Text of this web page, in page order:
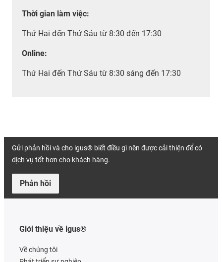
Thời gian làm việc:
Thứ Hai đến Thứ Sáu từ 8:30 đến 17:30
Online:
Thứ Hai đến Thứ Sáu từ 8:30 sáng đến 17:30
Gửi phản hồi và cho igus® biết điều gì nên được cải thiện để có
dịch vụ tốt hơn cho khách hàng.
Phản hồi
Giới thiệu về igus®
Về chúng tôi